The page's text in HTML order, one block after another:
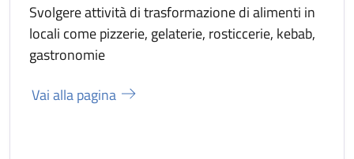
Svolgere attività di trasformazione di alimenti in
locali come pizzerie, gelaterie, rosticcerie, kebab,
gastronomie
Vai alla pagina